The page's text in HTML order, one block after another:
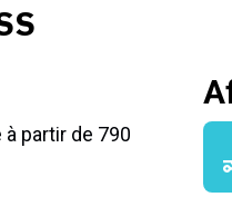
partir de 790